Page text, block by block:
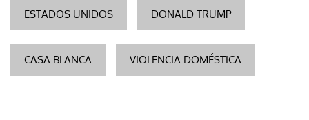
ESTADOS UNIDOS DONALD TRUMP
CASA BLANCA VIOLENCIA DOMÉSTICA